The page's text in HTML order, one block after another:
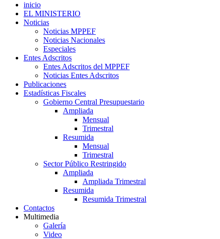
inicio
EL MINISTERIO
Noticias
Noticias MPPEF
Noticias Nacionales
Especiales
Entes Adscritos
Entes Adscritos del MPPEF
Noticias Entes Adscritos
Publicaciones
Estadísticas Fiscales
Gobierno Central Presupuestario
Ampliada
Mensual
Trimestral
Resumida
Mensual
Trimestral
Sector Público Restringido
Ampliada
Ampliada Trimestral
Resumida
Resumida Trimestral
Contactos
Multimedia
Galería
Video